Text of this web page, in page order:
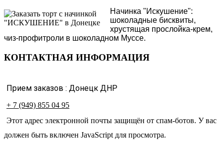
Начинка "Искушение":
шоколадные бисквиты,
хрустящая прослойка-крем,
чиз-профитроли в шоколадном Муссе.
КОНТАКТНАЯ ИНФОРМАЦИЯ
Прием заказов : Донецк ДНР
+ 7 (949) 855 04 95
Этот адрес электронной почты защищён от спам-ботов. У вас
должен быть включен JavaScript для просмотра.